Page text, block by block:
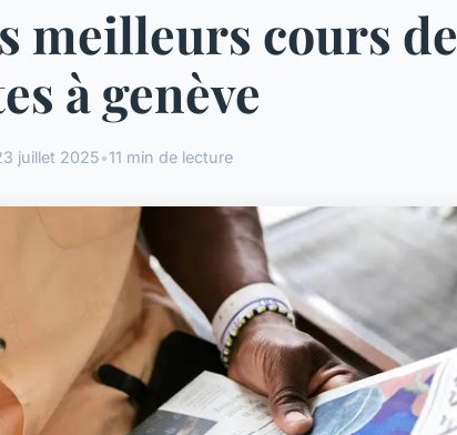
meilleurs cours de
à genève
juillet 2025•11 min de lecture